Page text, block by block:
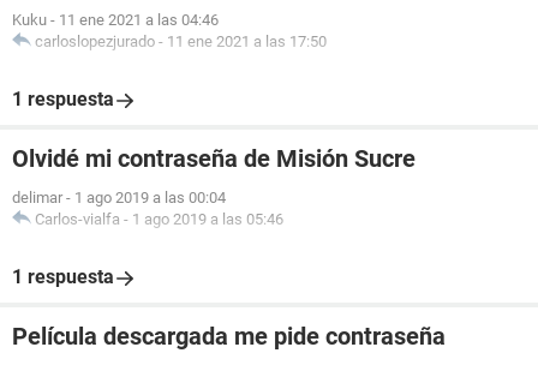
Kuku - 11 ene 2021 a las 04:46
carloslopezjurado - 11 ene 2021 a las 17:50
1 respuesta
Olvidé mi contraseña de Misión Sucre
delimar - 1 ago 2019 a las 00:04
Carlos-vialfa - 1 ago 2019 a las 05:46
1 respuesta
Película descargada me pide contraseña